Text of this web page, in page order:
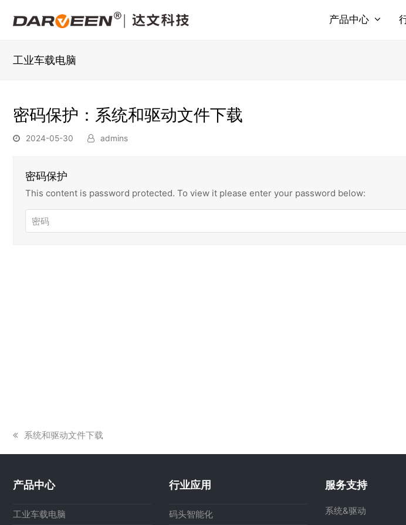
产品中心
工业车载电脑
密码保护：系统和驱动文件下载
2024-05-30 admins
密码保护
This content is password protected. To view it please enter your password below:
上
章:
系统和驱动文件下载
产品中心
工业车载电脑
行业应用
码头智能化
服务支持
系统&驱动